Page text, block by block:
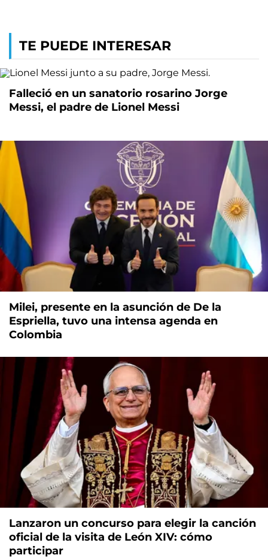
TE PUEDE INTERESAR
Falleció en un sanatorio rosarino Jorge
Messi, el padre de Lionel Messi
Milei, presente en la asunción de De la
Espriella, tuvo una intensa agenda en
Colombia
Lanzaron un concurso para elegir la canción
oficial de la visita de León XIV: cómo
participar